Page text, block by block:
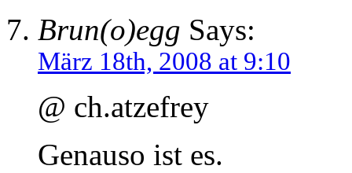
Brun(o)egg Says:
März 18th, 2008 at 9:10
@ ch.atzefrey
Genauso ist es.